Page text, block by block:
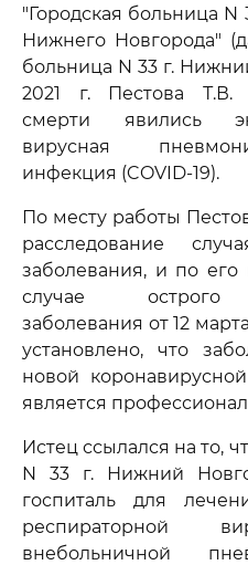
"Городская больница N
Нижнего Новгорода"
больница N 33 г.
2021 г. Пестова Т.В.
смерти явились
вирусная
инфекция (COVID-19).
По месту работы
расследование
заболевания, и по его
случае острого
заболевания от 12
установлено, что
новой
является
Истец ссылался на то,
N 33 г. Нижний
госпиталь для
респираторной
внебольничной